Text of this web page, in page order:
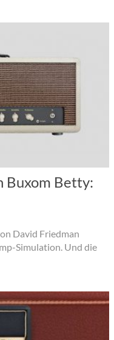
Buxom Betty:
David Friedman
Simulation. Und die